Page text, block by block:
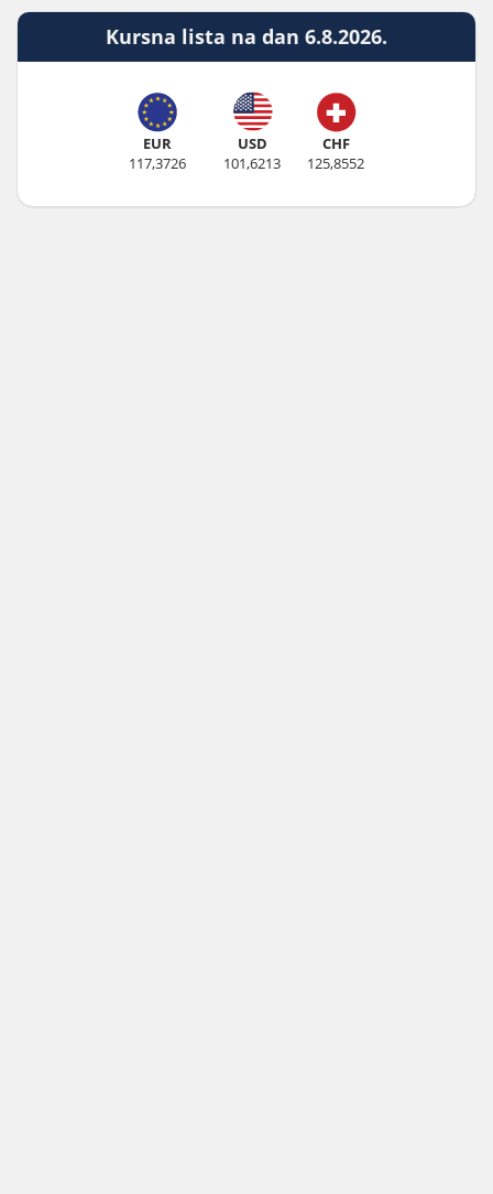
Kursna lista na dan 6.8.2026.
EUR
117,3726
USD
101,6213
CHF
125,8552